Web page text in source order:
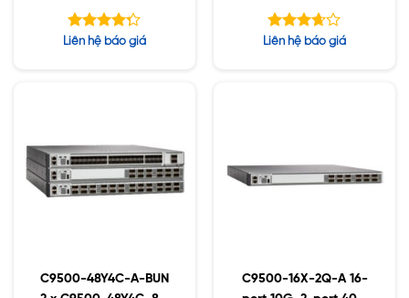
switch
Được xếp
Liên hệ báo giá
Advantage
Được
Liên hệ báo giá
C9500-48Y4C-A-BUN
C9500-16X-2Q-A 16-